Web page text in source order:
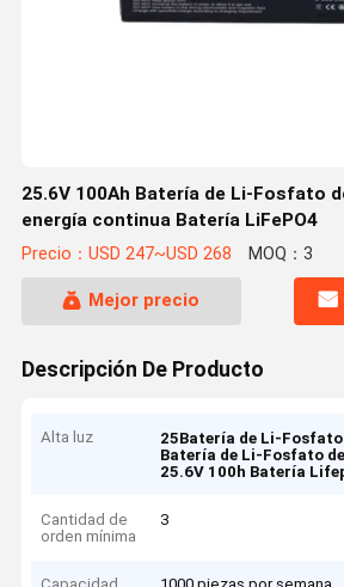
25.6V 100Ah Batería de Li-Fosfato
energía continua Batería LiFePO4
Precio：USD 247~USD 268 MOQ：3
Mejor precio
Descripción De Producto
Alta luz 25Batería de Li-
Batería de Li-Fosfato
25.6V 100h Batería
Cantidad de
orden mínima
3